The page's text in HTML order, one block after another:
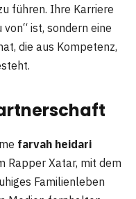
führen. Ihre Karriere
von“ ist, sondern eine
die aus Kompetenz,
farvah heidari
Rapper Xatar, mit dem
Familienleben